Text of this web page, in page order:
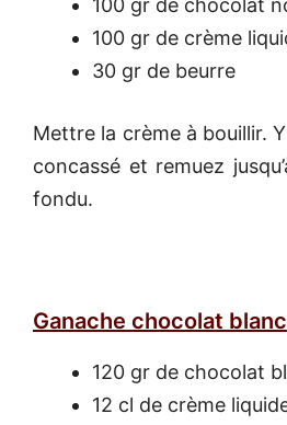
100 gr de chocolat
100 gr de crème
30 gr de beurre
Mettre la crème à bouillir.
concassé et remuez
fondu.
Ganache chocolat blanc
120 gr de chocolat
12 cl de crème